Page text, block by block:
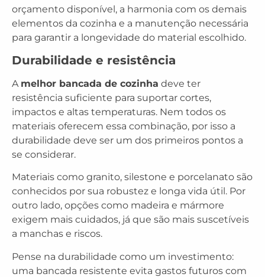
orçamento disponível, a harmonia com os demais
elementos da cozinha e a manutenção necessária
para garantir a longevidade do material escolhido.
Durabilidade e resistência
A melhor bancada de cozinha deve ter
resistência suficiente para suportar cortes,
impactos e altas temperaturas. Nem todos os
materiais oferecem essa combinação, por isso a
durabilidade deve ser um dos primeiros pontos a
se considerar.
Materiais como granito, silestone e porcelanato são
conhecidos por sua robustez e longa vida útil. Por
outro lado, opções como madeira e mármore
exigem mais cuidados, já que são mais suscetíveis
a manchas e riscos.
Pense na durabilidade como um investimento:
uma bancada resistente evita gastos futuros com